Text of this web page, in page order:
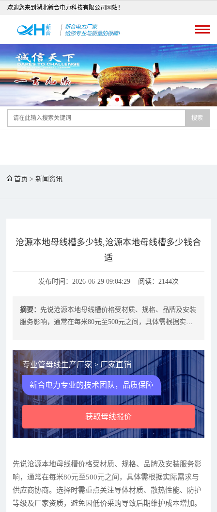
欢迎您来到湖北新合电力科技有限公司网站！
搜索
首页 >新闻资讯
沧源本地母线槽多少钱,沧源本地母线槽多少钱合
适
发布时间：2026-06-29 09:04:29 阅读：2144次
摘要：先说沧源本地母线槽价格受材质、规格、品牌及安装
服务影响，通常在每米80元至500元之间，具体需根据实际
专业管母线生产厂家 > 厂家直销
新合电力专业的技术团队，品质保障
获取母线报价
先说沧源本地母线槽价格受材质、规格、品牌及安装服务影
响，通常在每米80元至500元之间，具体需根据实际需求与
供应商协商。选择时需重点关注导体材质、散热性能、防护
等级及厂家资质，避免因低价采购导致后期维护成本增加。